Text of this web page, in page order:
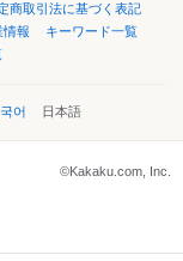
商取引法に基づく表記
情報
キーワード一覧
어 日本語
©Kakaku.com, Inc.